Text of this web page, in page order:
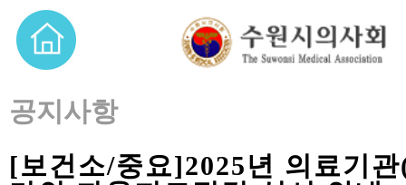
공지사항
[보건소/중요]2025년 의료기